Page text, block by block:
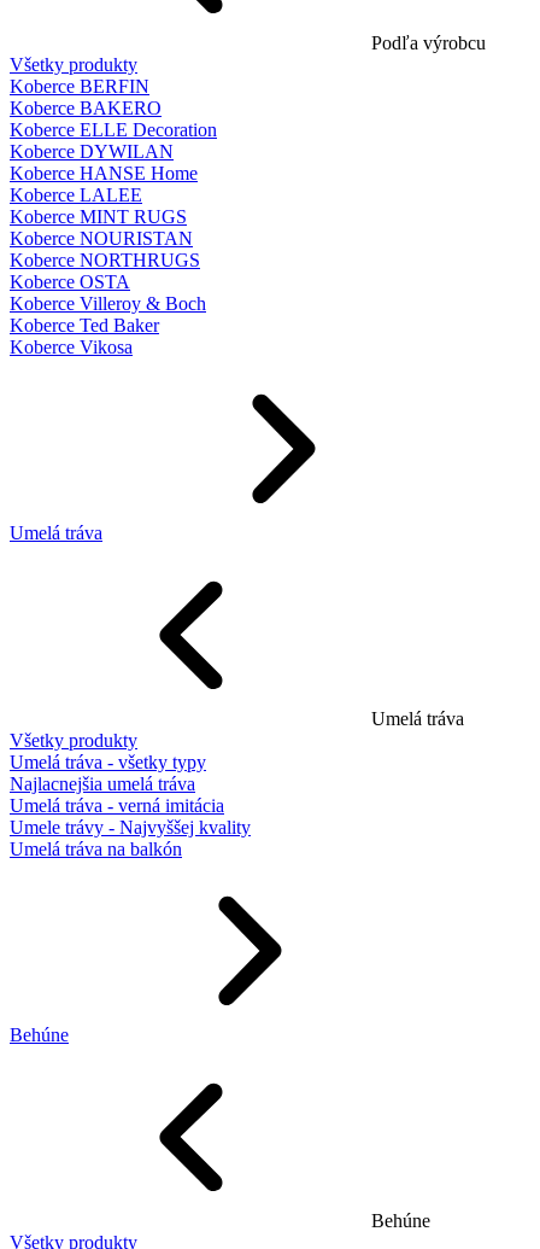
Podľa výrobcu
Všetky produkty
Koberce BERFIN
Koberce BAKERO
Koberce ELLE Decoration
Koberce DYWILAN
Koberce HANSE Home
Koberce LALEE
Koberce MINT RUGS
Koberce NOURISTAN
Koberce NORTHRUGS
Koberce OSTA
Koberce Villeroy & Boch
Koberce Ted Baker
Koberce Vikosa
Umelá tráva
Umelá tráva
Všetky produkty
Umelá tráva - všetky typy
Najlacnejšia umelá tráva
Umelá tráva - verná imitácia
Umele trávy - Najvyššej kvality
Umelá tráva na balkón
Behúne
Behúne
Všetky produkty